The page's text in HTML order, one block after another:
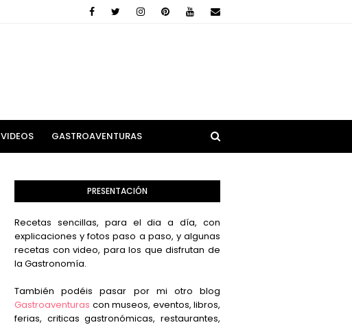
VIDEOS GASTROAVENTURAS
PRESENTACIÓN
Recetas sencillas, para el dia a día, con
explicaciones y fotos paso a paso, y algunas
recetas con video, para los que disfrutan de
la Gastronomía.
También podéis pasar por mi otro blog
Gastroaventuras con museos, eventos, libros,
ferias, criticas gastronómicas, restaurantes,